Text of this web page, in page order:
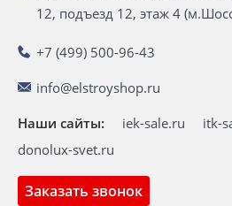
12, подъезд 12, этаж 4
+7 (499) 500-96-43
info@elstroyshop.ru
Заказать звонок
Наши сайты: iek-sale.ru itk-
donolux-svet.ru